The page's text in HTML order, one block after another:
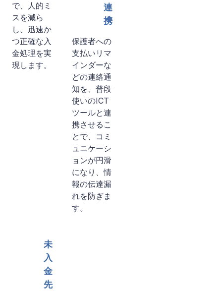
で、人的ミ
スを減ら
し、迅速か
つ正確な入
金処理を実
現します。
連
携
保護者への
支払いリマ
インダーな
どの連絡通
知を、普段
使いのICT
ツールと連
携させるこ
とで、コミ
ュニケーシ
ョンが円滑
になり、情
報の伝達漏
れを防ぎま
す。
未
入
金
先